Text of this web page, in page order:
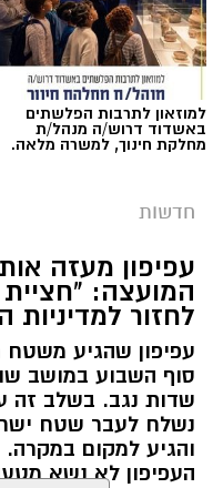
למוזאון לתרבות הפלשתים
באשדוד דרוש/ה מנהל/ת
מחלקת חינוך, למשרה מלאה.
חדשות
עפיפון מעזה
המועצה:
לחזור למדיניות
עפיפון שהגיע
סוף השבוע במושב
שדות נגב. בשלב זה
נשלח לעבר שטח
והגיע למקום
העפיפון לא נשא